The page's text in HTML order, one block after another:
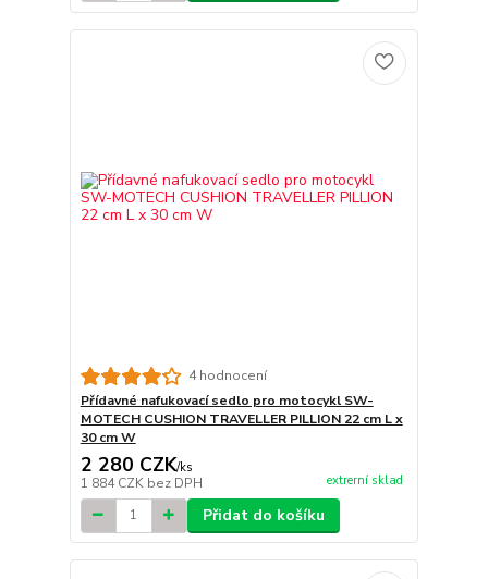
4 hodnocení
Přídavné nafukovací sedlo pro motocykl SW-
MOTECH CUSHION TRAVELLER PILLION 22 cm L x
30 cm W
2 280 CZK/ks
1 884 CZK bez DPH extrerní sklad
Přidat do košíku